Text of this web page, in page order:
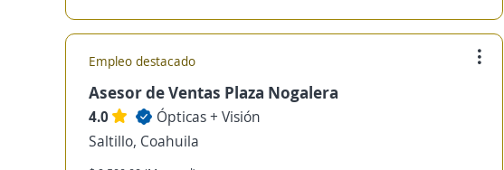
Empleo destacado
Asesor de Ventas Plaza Nogalera
4.0
Ópticas + Visión
Saltillo, Coahuila